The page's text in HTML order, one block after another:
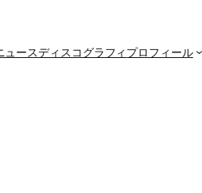
ュースディスコグラフィ プロフィール